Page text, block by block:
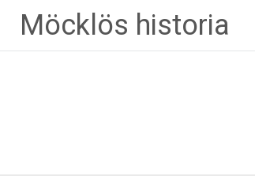
innehåll
Möcklös historia